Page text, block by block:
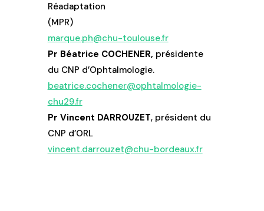
Réadaptation
(MPR)
marque.ph@chu-toulouse.fr
Pr Béatrice COCHENER, présidente
du CNP d’Ophtalmologie.
beatrice.cochener@ophtalmologie-
chu29.fr
Pr Vincent DARROUZET, président du
CNP d’ORL
vincent.darrouzet@chu-bordeaux.fr